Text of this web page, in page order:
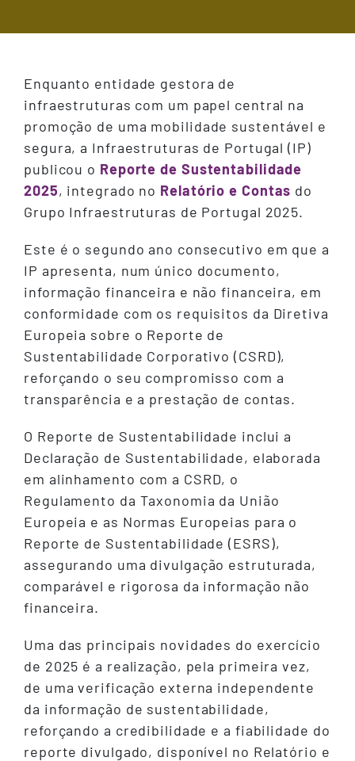
Enquanto entidade gestora de
infraestruturas com um papel central na
promoção de uma mobilidade sustentável e
segura, a Infraestruturas de Portugal (IP)
publicou o Reporte de Sustentabilidade
2025, integrado no Relatório e Contas do
Grupo Infraestruturas de Portugal 2025.
Este é o segundo ano consecutivo em que a
IP apresenta, num único documento,
informação financeira e não financeira, em
conformidade com os requisitos da Diretiva
Europeia sobre o Reporte de
Sustentabilidade Corporativo (CSRD),
reforçando o seu compromisso com a
transparência e a prestação de contas.
O Reporte de Sustentabilidade inclui a
Declaração de Sustentabilidade, elaborada
em alinhamento com a CSRD, o
Regulamento da Taxonomia da União
Europeia e as Normas Europeias para o
Reporte de Sustentabilidade (ESRS),
assegurando uma divulgação estruturada,
comparável e rigorosa da informação não
financeira.
Uma das principais novidades do exercício
de 2025 é a realização, pela primeira vez,
de uma verificação externa independente
da informação de sustentabilidade,
reforçando a credibilidade e a fiabilidade do
reporte divulgado, disponível no Relatório e